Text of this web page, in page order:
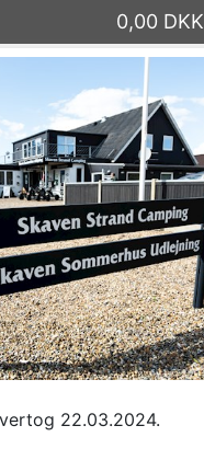
0,00 DKK
22.03.2024.